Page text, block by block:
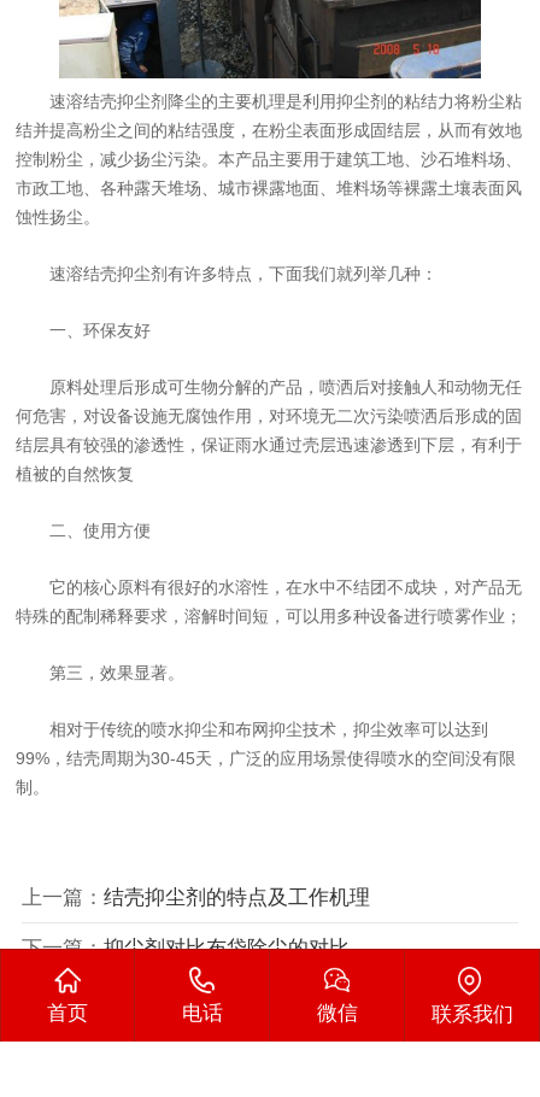
速溶结壳抑尘剂降尘的主要机理是利用抑尘剂的粘结力将粉尘粘
结并提高粉尘之间的粘结强度，在粉尘表面形成固结层，从而有效地
控制粉尘，减少扬尘污染。本产品主要用于建筑工地、沙石堆料场、
市政工地、各种露天堆场、城市裸露地面、堆料场等裸露土壤表面风
蚀性扬尘。
速溶结壳抑尘剂有许多特点，下面我们就列举几种：
一、环保友好
原料处理后形成可生物分解的产品，喷洒后对接触人和动物无任
何危害，对设备设施无腐蚀作用，对环境无二次污染喷洒后形成的固
结层具有较强的渗透性，保证雨水通过壳层迅速渗透到下层，有利于
植被的自然恢复
二、使用方便
它的核心原料有很好的水溶性，在水中不结团不成块，对产品无
特殊的配制稀释要求，溶解时间短，可以用多种设备进行喷雾作业；
第三，效果显著。
相对于传统的喷水抑尘和布网抑尘技术，抑尘效率可以达到
99%，结壳周期为30-45天，广泛的应用场景使得喷水的空间没有限
制。
上一篇： 结壳抑尘剂的特点及工作机理
下一篇：抑尘剂对比布袋除尘的对比
首页 电话 微信 联系我们